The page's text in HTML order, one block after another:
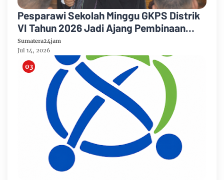
Pesparawi Sekolah Minggu GKPS Distrik
VI Tahun 2026 Jadi Ajang Pembinaan
Iman dan Pengembangan Talenta Anak
Sumatera24jam
Jul 14, 2026